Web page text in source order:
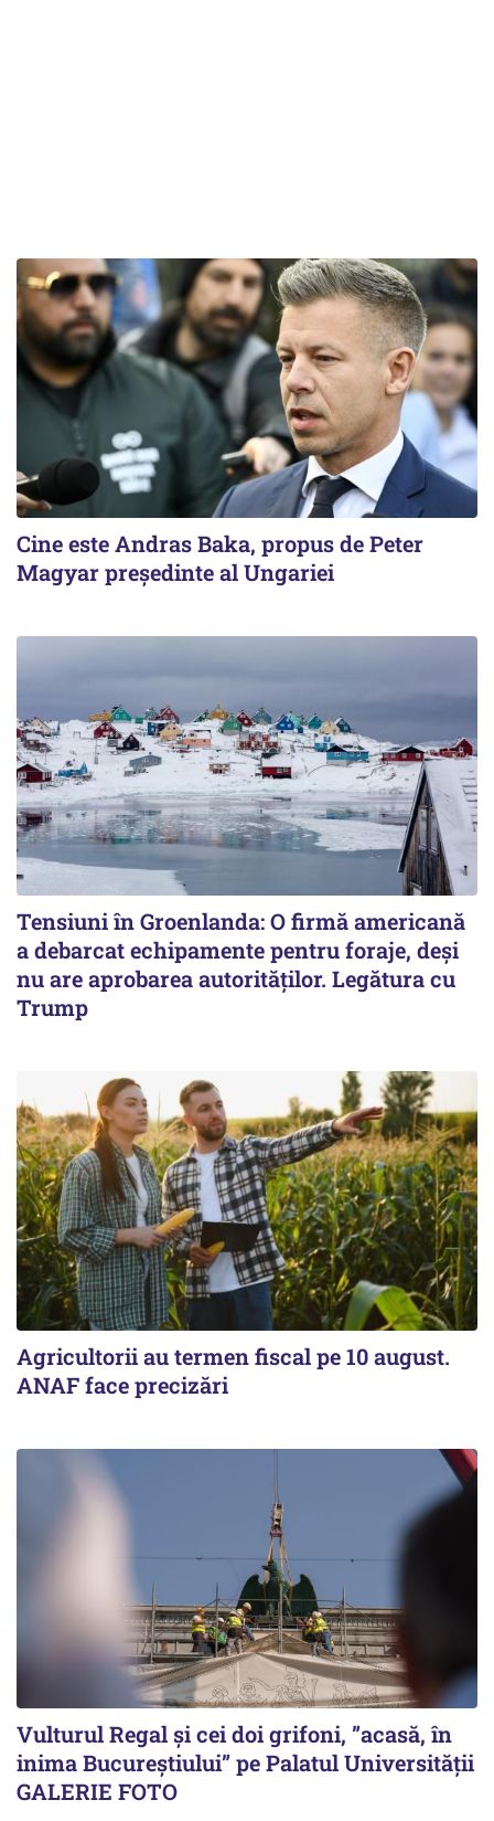
Cine este Andras Baka, propus de Peter
Magyar președinte al Ungariei
Tensiuni în Groenlanda: O firmă americană
a debarcat echipamente pentru foraje, deși
nu are aprobarea autorităților. Legătura cu
Trump
Agricultorii au termen fiscal pe 10 august.
ANAF face precizări
Vulturul Regal și cei doi grifoni, ”acasă, în
inima Bucureștiului” pe Palatul Universității
GALERIE FOTO